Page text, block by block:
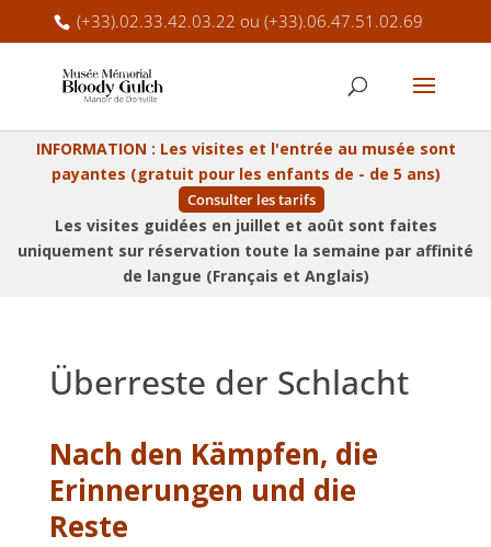
(+33).02.33.42.03.22 ou (+33).06.47.51.02.69
INFORMATION : Les visites et l'entrée au musée sont
payantes (gratuit pour les enfants de - de 5 ans)
Consulter les tarifs
Les visites guidées en juillet et août sont faites
uniquement sur réservation toute la semaine par affinité
de langue (Français et Anglais)
Überreste der Schlacht
Nach den Kämpfen, die
Erinnerungen und die
Reste